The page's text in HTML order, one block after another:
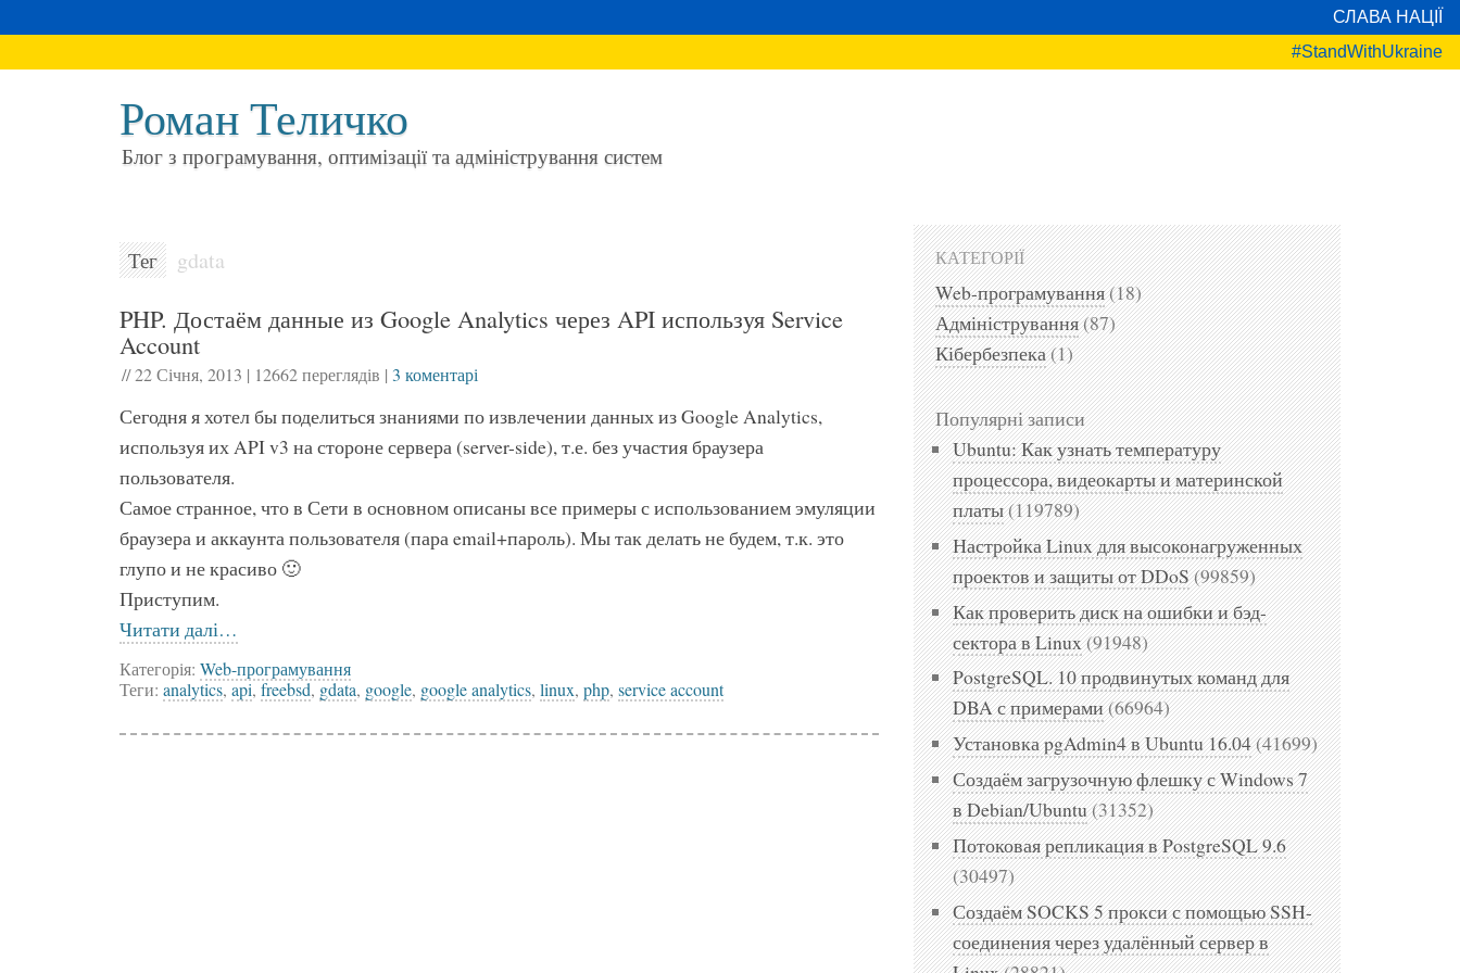
СЛАВА НАЦІЇ
#StandWithUkraine
Роман Теличко
Блог з програмування, оптимізації та адміністрування систем
Тег gdata
PHP. Достаём данные из Google Analytics через API используя Service
Account
//22 Січня, 2013 | 12662 переглядів | 3 коментарі
Сегодня я хотел бы поделиться знаниями по извлечении данных из Google Analytics,
используя их API v3 на стороне сервера (server-side), т.е. без участия браузера
пользователя.
Самое странное, что в Сети в основном описаны все примеры с использованием эмуляции
браузера и аккаунта пользователя (пара email+пароль). Мы так делать не будем, т.к. это
глупо и не красиво 🙂
Приступим.
Читати далі…
Категорія: Web-програмування
Теги: analytics,api,freebsd,gdata, google, google analytics, linux, php, service account
КАТЕГОРІЇ
Web-програмування(18)
Адміністрування(87)
Кібербезпека(1)
Популярні записи
Ubuntu: Как узнать температуру
процессора, видеокарты и материнской
платы(119789)
Настройка Linux для высоконагруженных
проектов и защиты от DDoS(99859)
Как проверить диск на ошибки и бэд-
сектора в Linux(91948)
PostgreSQL. 10 продвинутых команд для
DBA с примерами(66964)
Установка pgAdmin4 в Ubuntu 16.04(41699)
Создаём загрузочную флешку с Windows 7
в Debian/Ubuntu(31352)
Потоковая репликация в PostgreSQL 9.6
(30497)
Создаём SOCKS 5 прокси с помощью SSH-
соединения через удалённый сервер в